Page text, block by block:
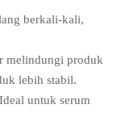
berkali-kali,
melindungi produk
lebih stabil.
untuk serum